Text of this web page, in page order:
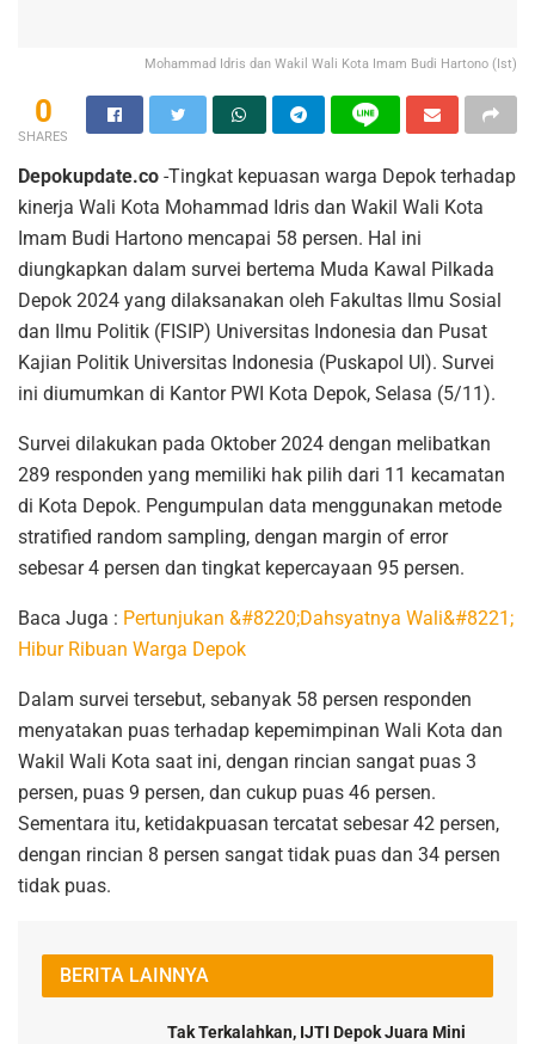
Mohammad Idris dan Wakil Wali Kota Imam Budi Hartono (Ist)
0
SHARES
Depokupdate.co -Tingkat kepuasan warga Depok terhadap
kinerja Wali Kota Mohammad Idris dan Wakil Wali Kota
Imam Budi Hartono mencapai 58 persen. Hal ini
diungkapkan dalam survei bertema Muda Kawal Pilkada
Depok 2024 yang dilaksanakan oleh Fakultas Ilmu Sosial
dan Ilmu Politik (FISIP) Universitas Indonesia dan Pusat
Kajian Politik Universitas Indonesia (Puskapol UI). Survei
ini diumumkan di Kantor PWI Kota Depok, Selasa (5/11).
Survei dilakukan pada Oktober 2024 dengan melibatkan
289 responden yang memiliki hak pilih dari 11 kecamatan
di Kota Depok. Pengumpulan data menggunakan metode
stratified random sampling, dengan margin of error
sebesar 4 persen dan tingkat kepercayaan 95 persen.
Baca Juga : Pertunjukan &#8220;Dahsyatnya Wali&#8221;
Hibur Ribuan Warga Depok
Dalam survei tersebut, sebanyak 58 persen responden
menyatakan puas terhadap kepemimpinan Wali Kota dan
Wakil Wali Kota saat ini, dengan rincian sangat puas 3
persen, puas 9 persen, dan cukup puas 46 persen.
Sementara itu, ketidakpuasan tercatat sebesar 42 persen,
dengan rincian 8 persen sangat tidak puas dan 34 persen
tidak puas.
BERITA LAINNYA
Tak Terkalahkan, IJTI Depok Juara Mini